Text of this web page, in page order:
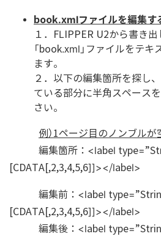
book.xmlファイルを編集す
１．FLIPPER U2から書き
「book.xml」ファイルをテ
ます。
２．以下の編集箇所を探し
ている部分に半角スペース
さい。
例）1ページ目のノンブル
編集箇所：<label
[CDATA[,2,3,4,5,6]]></label>
編集前：<label
[CDATA[,2,3,4,5,6]]></label>
編集後：<label